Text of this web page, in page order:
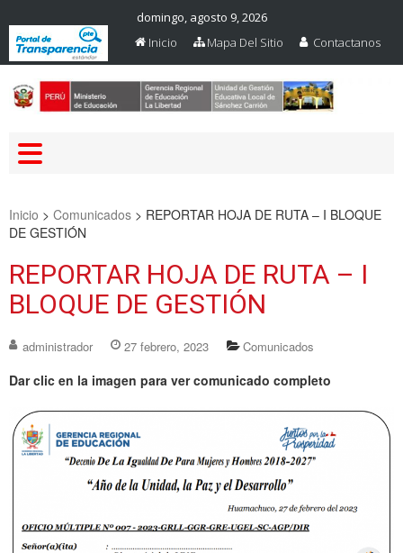
domingo, agosto 9, 2026
Inicio
Mapa Del Sitio Contactanos
Inicio > Comunicados > REPORTAR HOJA DE RUTA – I BLOQUE
DE GESTIÓN
REPORTAR HOJA DE RUTA – I
BLOQUE DE GESTIÓN
administrador 27 febrero, 2023 Comunicados
Dar clic en la imagen para ver comunicado completo